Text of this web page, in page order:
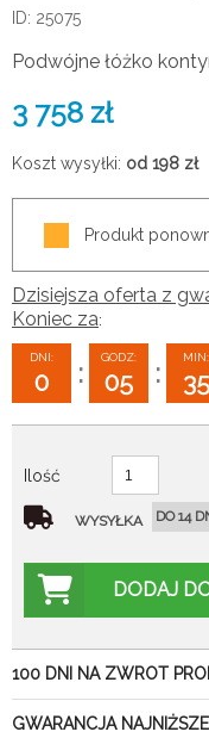
ID: 25075
Podwójne łóżko
3 758 zł
Koszt wysyłki: od 198 zł
Produkt
Dzisiejsza oferta z
Koniec za:
DNI:
0 :
GODZ:
05 :
MIN:
35
Ilość
WYSYŁKA DO 14
DODAJ
100 DNI NA ZWROT
GWARANCJA